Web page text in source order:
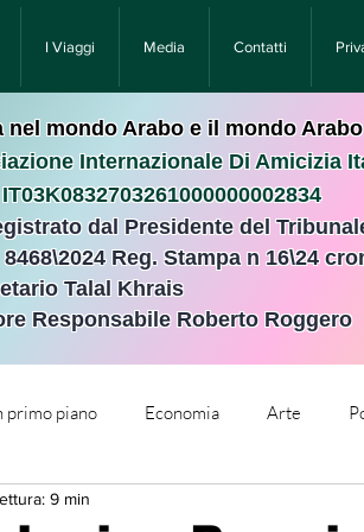
I Viaggi Media Contatti
nel mondo Arabo e il mondo
Internazionale Di Amicizia
dal Presidente del
8468\2024 Reg. Stampa n 16\24
Talal Khrais
Responsabile Roberto Roggero
primo piano Economia Arte
Comunicati Stampa
9 min